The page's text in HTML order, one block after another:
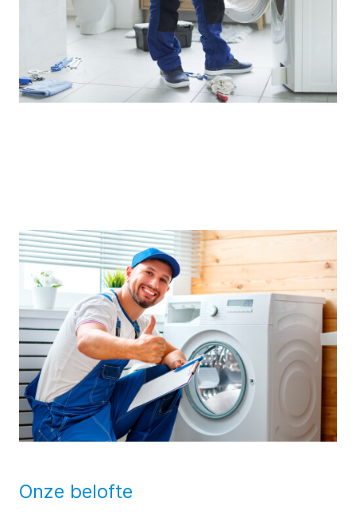
Onze belofte